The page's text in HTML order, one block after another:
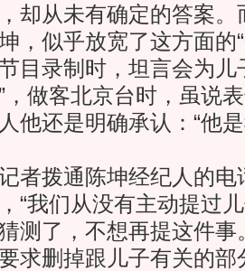
却从未有确定的答案。
，似乎放宽了这方面的
目录制时，坦言会为儿
，做客北京台时，虽说
他还是明确承认：“他
拨通陈坤经纪人的电
“我们从没有主动提过
测了，不想再提这件事
求删掉跟儿子有关的